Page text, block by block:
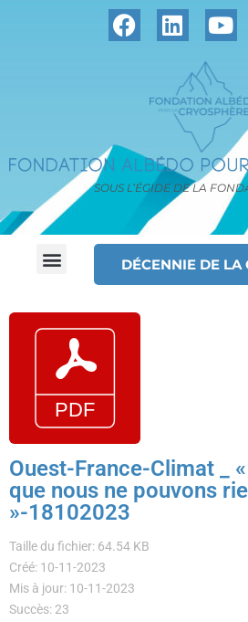
SOUS L’ÉGIDE DE LA
DÉCENNIE DE LA
Ouest-France-Climat _
que nous ne pouvons
»-18102023
Taille du fichier: 64.54 KB
Créé: 10-11-2023
Mis à jour: 10-11-2023
Succès: 23